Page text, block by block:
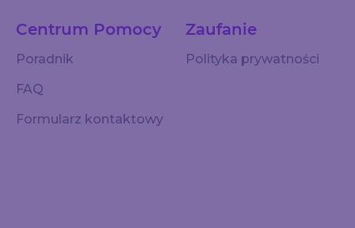
Centrum Pomocy
Poradnik
FAQ
Formularz kontaktowy
Zaufanie
Polityka prywatności